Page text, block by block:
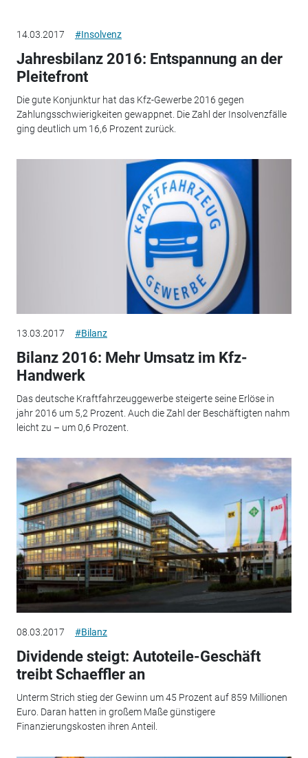
14.03.2017 #Insolvenz
Jahresbilanz 2016: Entspannung an der
Pleitefront
Die gute Konjunktur hat das Kfz-Gewerbe 2016 gegen
Zahlungsschwierigkeiten gewappnet. Die Zahl der Insolvenzfälle
ging deutlich um 16,6 Prozent zurück.
13.03.2017 #Bilanz
Bilanz 2016: Mehr Umsatz im Kfz-
Handwerk
Das deutsche Kraftfahrzeuggewerbe steigerte seine Erlöse in
jahr 2016 um 5,2 Prozent. Auch die Zahl der Beschäftigten nahm
leicht zu – um 0,6 Prozent.
08.03.2017 #Bilanz
Dividende steigt: Autoteile-Geschäft
treibt Schaeffler an
Unterm Strich stieg der Gewinn um 45 Prozent auf 859 Millionen
Euro. Daran hatten in großem Maße günstigere
Finanzierungskosten ihren Anteil.